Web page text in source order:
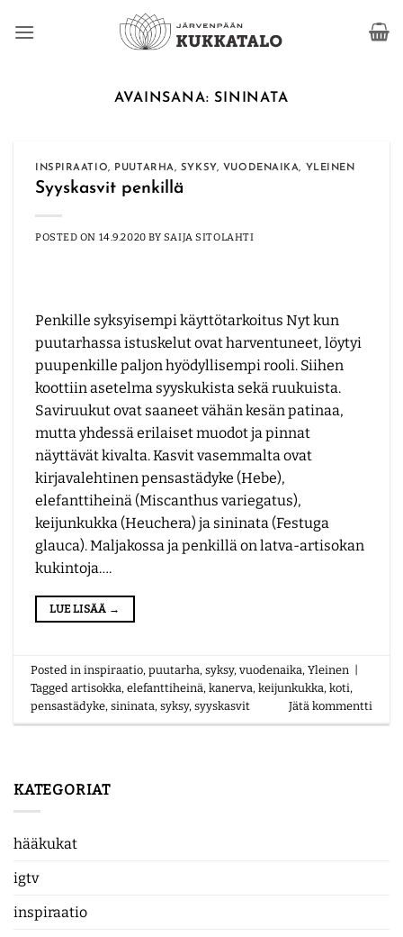
AVAINSANA:SININATA
KATEGORIAT
hääkukat
igtv
inspiraatio
INSPIRAATIO, PUUTARHA, SYKSY, VUODENAIKA, YLEINEN
Syyskasvit penkillä
POSTED ON 14.9.2020 BY SAIJA SITOLAHTI
Penkille syksyisempi käyttötarkoitus Nyt kun
puutarhassa istuskelut ovat harventuneet, löytyi
puupenkille paljon hyödyllisempi rooli. Siihen
koottiin asetelma syyskukista sekä ruukuista.
Saviruukut ovat saaneet vähän kesän patinaa,
mutta yhdessä erilaiset muodot ja pinnat
näyttävät kivalta. Kasvit vasemmalta ovat
kirjavalehtinen pensastädyke (Hebe),
elefanttiheinä (Miscanthus variegatus),
keijunkukka (Heuchera) ja sininata (Festuga
glauca). Maljakossa ja penkillä on latva-artisokan
kukintoja….
LUE LISÄÄ →
Posted ininspiraatio,puutarha,syksy,vuodenaika,Yleinen
Taggedartisokka,elefanttiheinä,kanerva,keijunkukka,koti,
pensastädyke,sininata,syksy,syyskasvit Jätä kommentti